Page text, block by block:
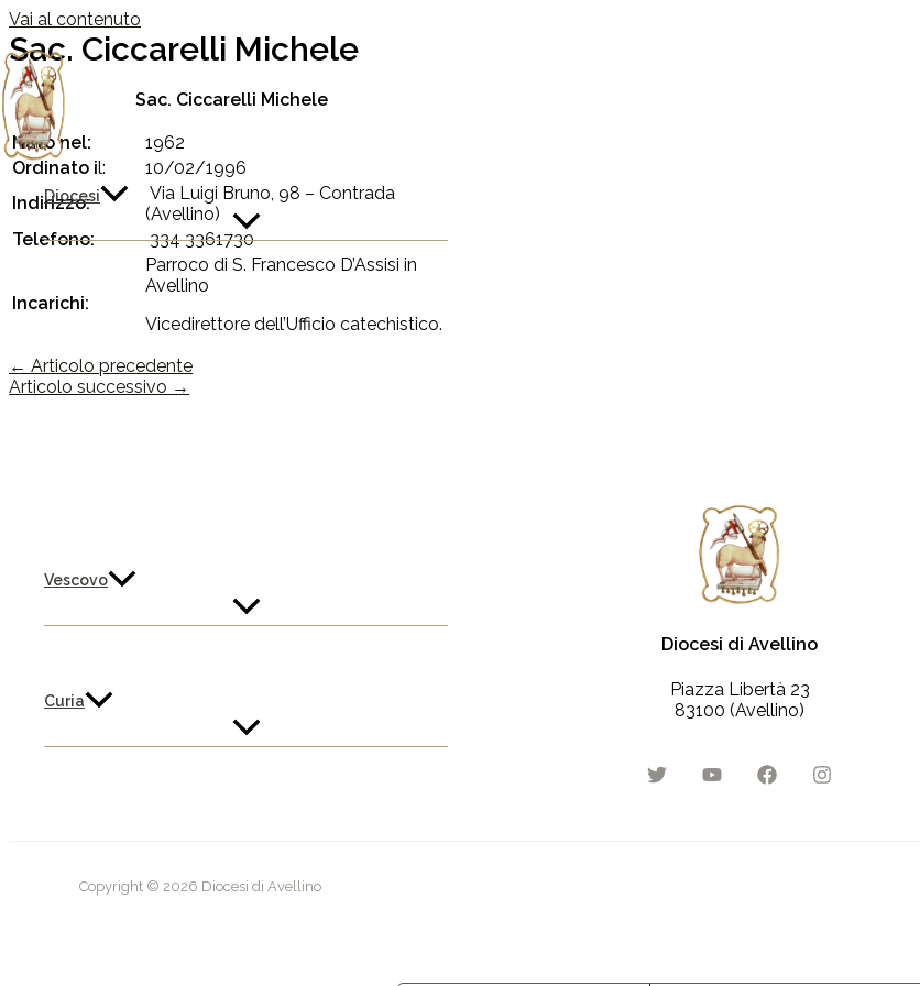
Vai al contenuto
Diocesi
Vescovo
Curia
Sac. Ciccarelli Michele
Sac. Ciccarelli Michele
Nato nel:
1962
Ordinato il:
10/02/1996
Indirizzo:
Via Luigi Bruno, 98 – Contrada
(Avellino)
Telefono:
334 3361730
Incarichi:
Parroco di S. Francesco D’Assisi in
Avellino
Vicedirettore dell’Ufficio catechistico.
← Articolo precedente
Articolo successivo →
Diocesi di Avellino
Piazza Libertà 23
83100 (Avellino)
Copyright © 2026 Diocesi di Avellino